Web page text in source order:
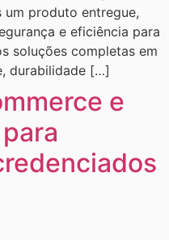
um produto entregue,
e eficiência para
soluções completas em
durabilidade […]
e